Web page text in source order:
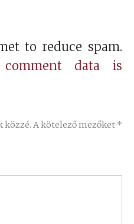
közzé. A kötelező mezőket *
to reduce spam.
data is